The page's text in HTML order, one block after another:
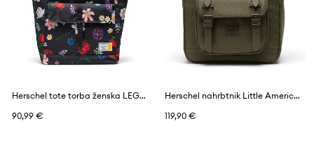
Herschel tote torba ženska LEGO® Retreat™
90,99 €
Herschel nahrbtnik Little America™ Mid
119,90 €